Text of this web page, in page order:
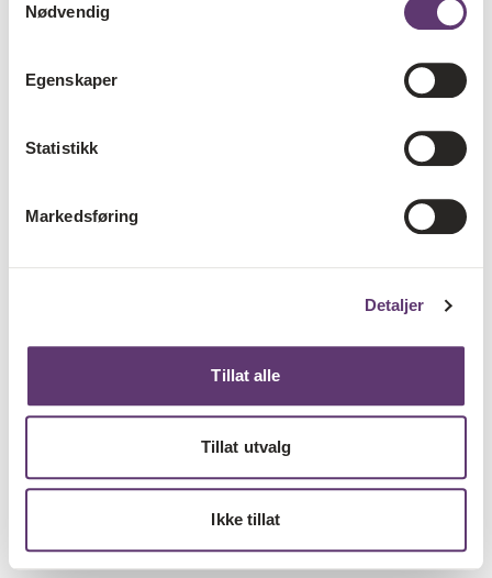
Nødvendig
Egenskaper
Statistikk
Markedsføring
Detaljer
Tillat alle
Tillat utvalg
Ikke tillat